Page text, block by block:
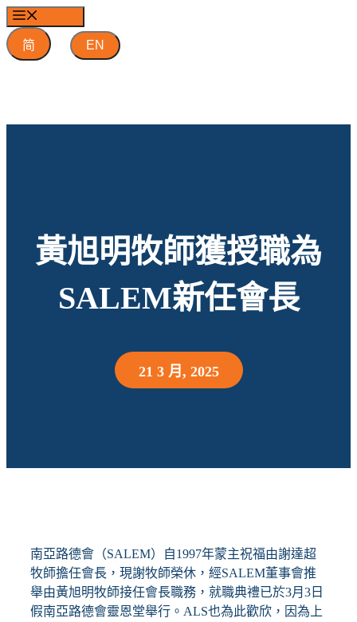
跳
至
內
简 EN
黃旭明牧師獲授職為
SALEM新任會長
21 3 月, 2025
南亞路德會（SALEM）自1997年蒙主祝福由謝達超
牧師擔任會長，現謝牧師榮休，經SALEM董事會推
舉由黃旭明牧師接任會長職務，就職典禮已於3月3日
假南亞路德會靈恩堂舉行。ALS也為此歡欣，因為上